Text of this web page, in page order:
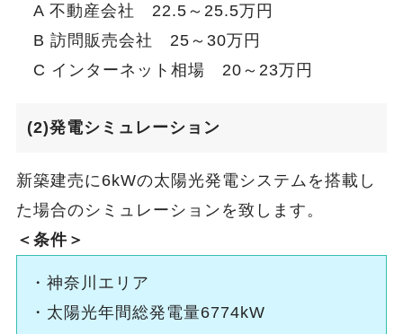
A 不動産会社 22.5～25.5万円
B 訪問販売会社 25～30万円
C インターネット相場 20～23万円
(2)発電シミュレーション
新築建売に6kWの太陽光発電システムを搭載し
た場合のシミュレーションを致します。
＜条件＞
・神奈川エリア
・太陽光年間総発電量6774kW